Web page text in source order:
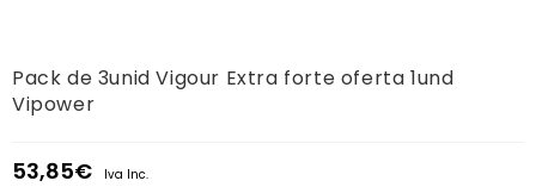
Pack de 3unid Vigour Extra forte oferta 1und
Vipower
53,85€ Iva Inc.